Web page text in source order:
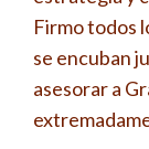
Firmo todos
se encuban
asesorar a